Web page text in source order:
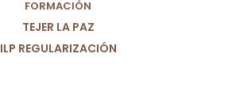
FORMACIÓN
TEJER LA PAZ
ILP REGULARIZACIÓN